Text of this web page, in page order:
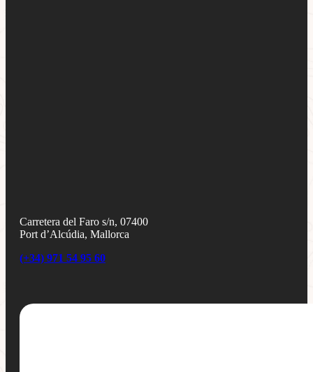
Carretera del Faro s/n, 07400
Port d’Alcúdia, Mallorca
(+34) 971 54 95 60